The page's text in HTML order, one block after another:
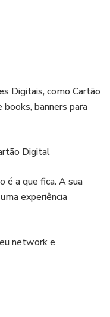
que
protegidos de
Digitais, como Cartão
banners para
Digital
é a que fica. A sua
experiência
network e